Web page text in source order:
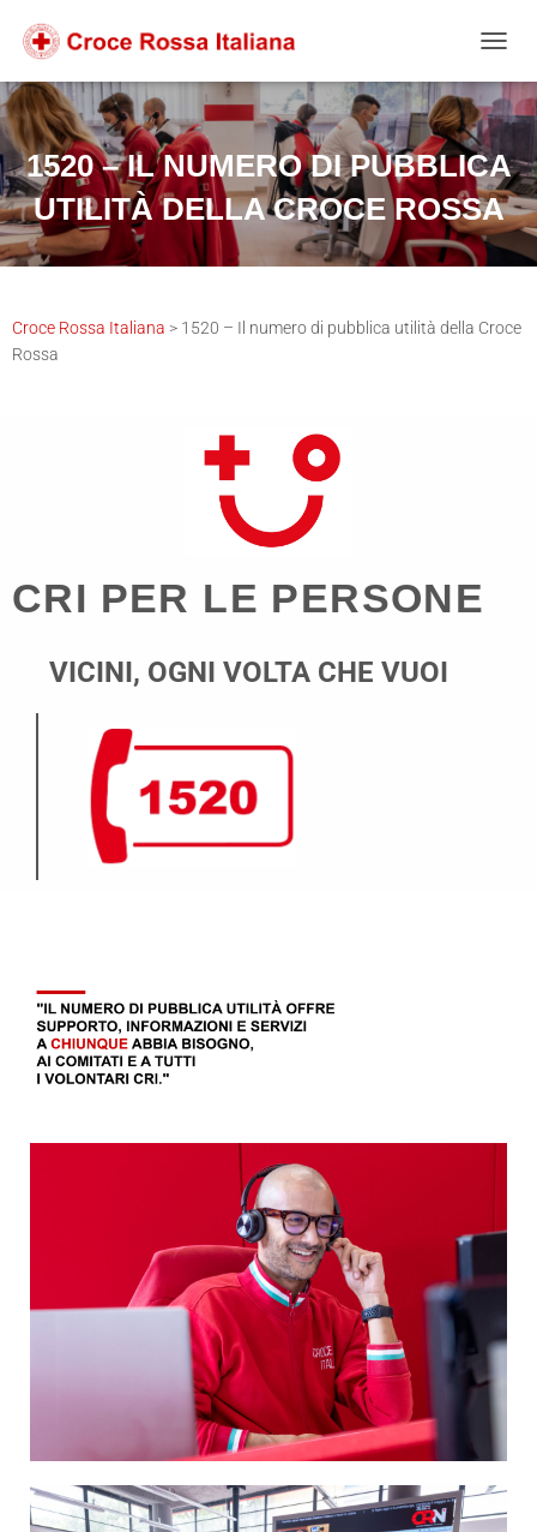
contenuto
alla
navigazione
footer
1520 – IL NUMERO DI PUBBLICA
UTILITÀ DELLA CROCE ROSSA
Croce Rossa Italiana > 1520 – Il numero di pubblica utilità della Croce
Rossa
CRI PER LE PERSONE
VICINI, OGNI VOLTA CHE VUOI